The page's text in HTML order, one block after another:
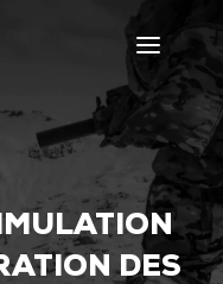
DES